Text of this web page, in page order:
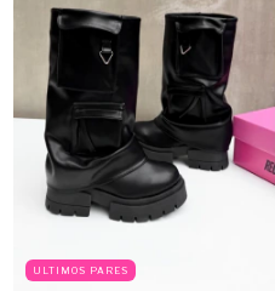
ULTIMOS PARES